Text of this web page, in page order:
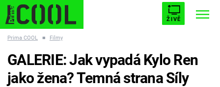
ŽIVĚ
ESCAPE PLNEJ KOTEL AVENGERS 5
Prima COOL ■ Filmy
GALERIE: Jak vypadá Kylo Ren
jako žena? Temná strana Síly